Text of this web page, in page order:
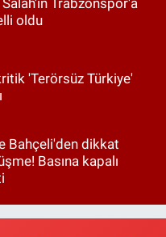
Trabzonspor'a
oldu
'Terörsüz Türkiye'
Bahçeli'den dikkat
Basına kapalı